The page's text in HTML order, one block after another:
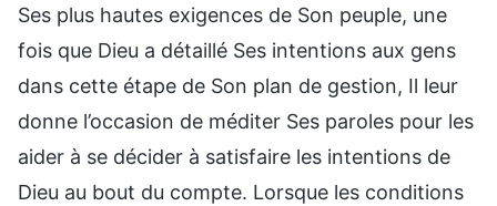
Ses plus hautes exigences de Son peuple, une
fois que Dieu a détaillé Ses intentions aux gens
dans cette étape de Son plan de gestion, Il leur
donne l’occasion de méditer Ses paroles pour les
aider à se décider à satisfaire les intentions de
Dieu au bout du compte. Lorsque les conditions